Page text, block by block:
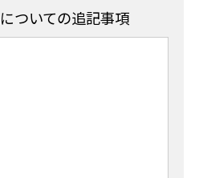
についての追記事項